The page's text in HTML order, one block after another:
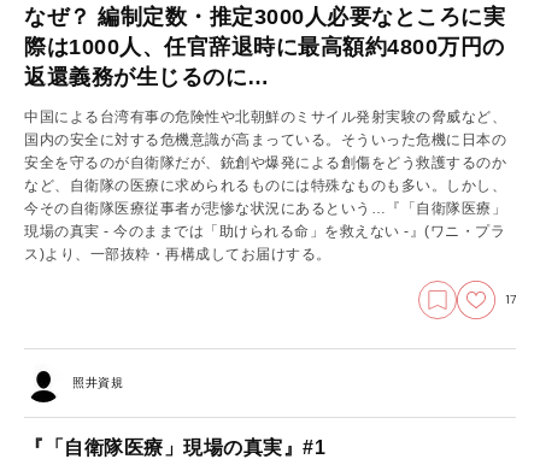
なぜ？ 編制定数・推定3000人必要なところに実
際は1000人、任官辞退時に最高額約4800万円の
返還義務が生じるのに…
中国による台湾有事の危険性や北朝鮮のミサイル発射実験の脅威など、
国内の安全に対する危機意識が高まっている。そういった危機に日本の
安全を守るのが自衛隊だが、銃創や爆発による創傷をどう救護するのか
など、自衛隊の医療に求められるものには特殊なものも多い。しかし、
今その自衛隊医療従事者が悲惨な状況にあるという…『「自衛隊医療」
現場の真実 - 今のままでは「助けられる命」を救えない -』(ワニ・プラ
ス)より、一部抜粋・再構成してお届けする。
17
照井資規
『「自衛隊医療」現場の真実』#1